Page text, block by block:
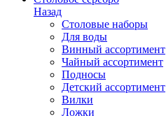
Назад
Столовые наборы
Для воды
Винный ассортимент
Чайный ассортимент
Подносы
Детский ассортимент
Вилки
Ложки